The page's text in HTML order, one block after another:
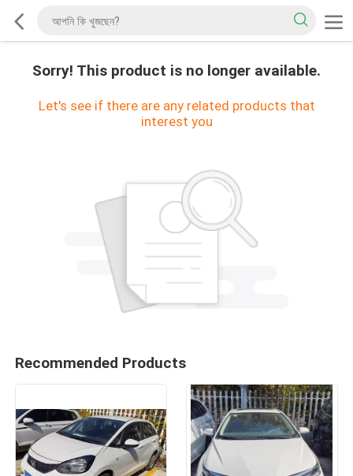
Sorry! This product is no longer available.
Let's see if there are any related products that
interest you
Recommended Products